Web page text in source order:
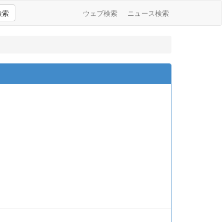
索 ウェブ検索 ニュース検索